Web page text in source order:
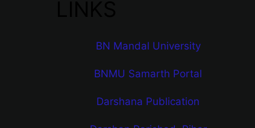
BN Mandal University
BNMU Samarth Portal
Darshana Publication